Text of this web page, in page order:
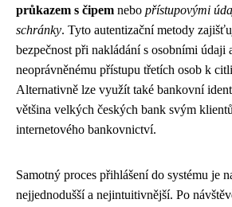
průkazem s čipem nebo přístupovými
schránky. Tyto autentizační metody
bezpečnost při nakládání s osobními údaji
neoprávněnému přístupu třetích osob k
Alternativně lze využít také bankovní
většina velkých českých bank svým
internetového bankovnictví.
Samotný proces přihlášení do systému je
nejjednodušší a nejintuitivnější. Po